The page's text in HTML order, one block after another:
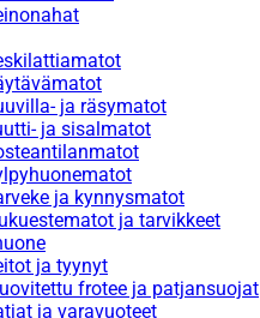
ja räsymatot
ja sisalmatot
ja kynnysmatot
ja tarvikkeet
ja tyynyt
frotee ja patjansuojat
ja varavuoteet